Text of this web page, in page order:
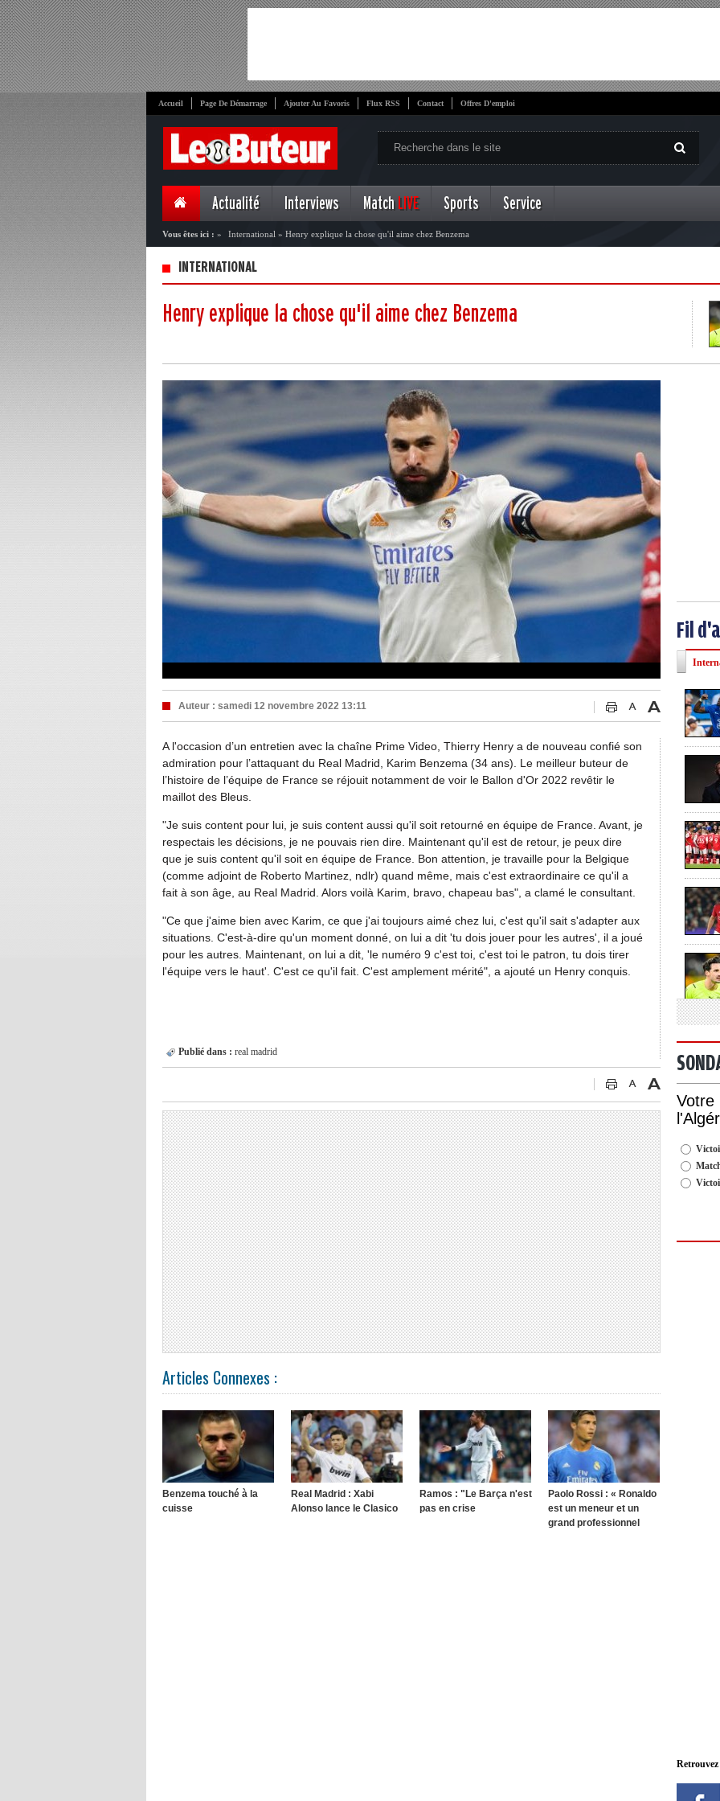
Accueil Page De Démarrage Ajouter Au Favoris Flux RSS Contact Offres D'emploi
Actualité Interviews Match LIVE Sports Service
Vous êtes ici : » International » Henry explique la chose qu'il aime chez Benzema
INTERNATIONAL
Henry explique la chose qu'il aime chez Benzema
Auteur : samedi 12 novembre 2022 13:11
A l'occasion d’un entretien avec la chaîne Prime Video, Thierry Henry a de nouveau confié son
admiration pour l’attaquant du Real Madrid, Karim Benzema (34 ans). Le meilleur buteur de
l’histoire de l’équipe de France se réjouit notamment de voir le Ballon d'Or 2022 revêtir le
maillot des Bleus.
"Je suis content pour lui, je suis content aussi qu'il soit retourné en équipe de France. Avant, je
respectais les décisions, je ne pouvais rien dire. Maintenant qu'il est de retour, je peux dire
que je suis content qu'il soit en équipe de France. Bon attention, je travaille pour la Belgique
(comme adjoint de Roberto Martinez, ndlr) quand même, mais c'est extraordinaire ce qu'il a
fait à son âge, au Real Madrid. Alors voilà Karim, bravo, chapeau bas", a clamé le consultant.
"Ce que j'aime bien avec Karim, ce que j'ai toujours aimé chez lui, c'est qu'il sait s'adapter aux
situations. C'est-à-dire qu'un moment donné, on lui a dit 'tu dois jouer pour les autres', il a joué
pour les autres. Maintenant, on lui a dit, 'le numéro 9 c'est toi, c'est toi le patron, tu dois tirer
l'équipe vers le haut'. C'est ce qu'il fait. C'est amplement mérité", a ajouté un Henry conquis.
Publié dans : real madrid
Articles Connexes :
Benzema touché à la
cuisse
Real Madrid : Xabi
Alonso lance le Clasico
Ramos : "Le Barça n'est
pas en crise
Paolo Rossi : « Ronaldo
est un meneur et un
grand professionnel
Fil
Votre